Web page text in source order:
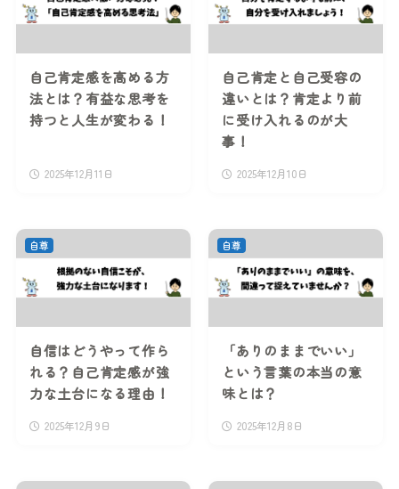
自己肯定感を高める方
法とは？有益な思考を
持つと人生が変わる！
2025年12月11日
自己肯定と自己受容の
違いとは？肯定より前
に受け入れるのが大
事！
2025年12月10日
自信はどうやって作ら
れる？自己肯定感が強
力な土台になる理由！
2025年12月9日
自尊
「ありのままでいい」
という言葉の本当の意
味とは？
2025年12月8日
自尊